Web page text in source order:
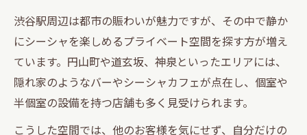
渋谷駅周辺は都市の賑わいが魅力ですが、その中で静か
にシーシャを楽しめるプライベート空間を探す方が増え
ています。円山町や道玄坂、神泉といったエリアには、
隠れ家のようなバーやシーシャカフェが点在し、個室や
半個室の設備を持つ店舗も多く見受けられます。
こうした空間では、他のお客様を気にせず、自分だけの